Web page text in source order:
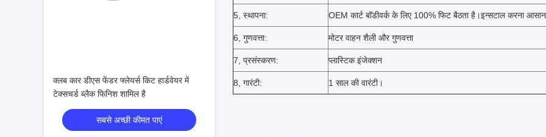
क्लब कार डीएस फेंडर फ्लेयर्स किट हार्डवेयर में
टेक्सचर्ड ब्लैक फिनिश शामिल है
सबसे अच्छी कीमत पाएं
5, स्थापना: OEM कार्ट बॉडीवर्क के लिए 100% फिट बैठता है।इन्सटाल करना
6, गुणवत्ता: मोटर वाहन शैली और गुणवत्ता
7, प्रसंस्करण: प्लास्टिक इंजेक्शन
8, गारंटी: 1 साल की वारंटी।